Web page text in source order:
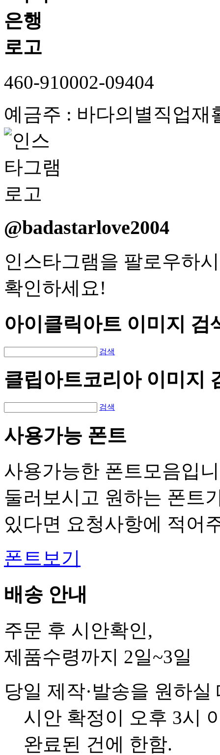
460-910002-09404
예금주 : 바다의별직업재
@badastarlove2004
인스타그램을 팔로우하
확인하세요!
아이클릭아트 이미지 검
검색
클립아트코리아 이미지
검색
사용가능 폰트
사용가능한 폰트모음입
둘러보시고 원하는 폰트
있다면 요청사항에 적어
폰트보기
배송 안내
주문 후 시안확인,
제품수령까지 2일~3일
당일 제작·발송을 원하실
시안 확정이 오후 3시
완료된 건에 한함.